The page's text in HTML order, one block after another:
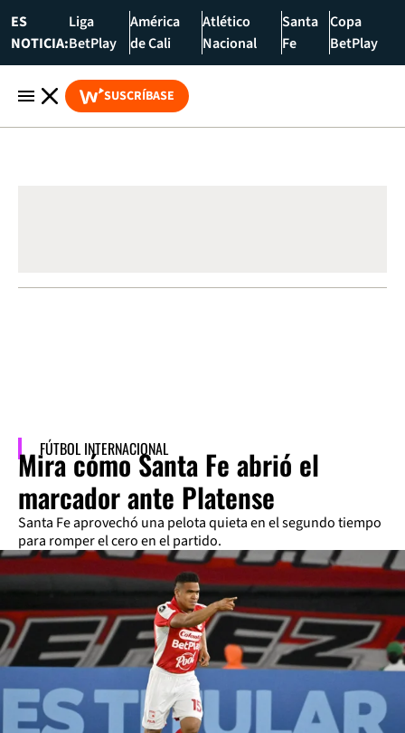
ES
NOTICIA:
Liga
BetPlay
América
de Cali
Atlético
Nacional
Santa
Fe
Copa
BetPlay
SUSCRÍBASE
FÚTBOL INTERNACIONAL
Mira cómo Santa Fe abrió el
marcador ante Platense
Santa Fe aprovechó una pelota quieta en el segundo tiempo
para romper el cero en el partido.